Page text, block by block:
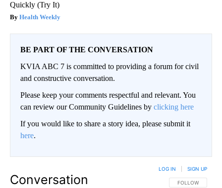
Quickly (Try It)
Health Weekly
BE PART OF THE CONVERSATION
KVIA ABC 7 is committed to providing a forum for civil
and constructive conversation.
Please keep your comments respectful and relevant. You
can review our Community Guidelines by clicking here
If you would like to share a story idea, please submit it
here.
Conversation FOLLOW THIS
FOLLOW
LOG IN SIGN UP